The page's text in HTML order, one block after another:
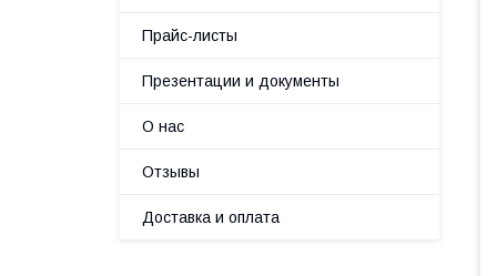
Прайс-листы
Презентации и документы
О нас
Отзывы
Доставка и оплата